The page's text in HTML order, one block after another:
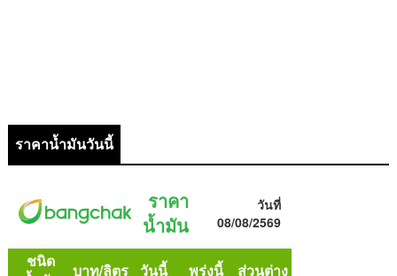
ราคาน้ำมันวันนี้